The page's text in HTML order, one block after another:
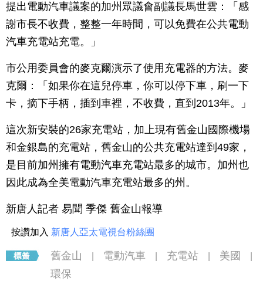
提出電動汽車議案的加州眾議會副議長馬世雲：「感
謝市長不收費，整整一年時間，可以免費在公共電動
汽車充電站充電。」
市公用委員會的麥克爾演示了使用充電器的方法。麥
克爾：「如果你在這兒停車，你可以停下車，刷一下
卡，摘下手柄，插到車裡，不收費，直到2013年。」
這次新安裝的26家充電站，加上現有舊金山國際機場
和金銀島的充電站，舊金山的公共充電站達到49家，
是目前加州擁有電動汽車充電站最多的城市。加州也
因此成為全美電動汽車充電站最多的州。
新唐人記者 易聞 季傑 舊金山報導
按讚加入 新唐人亞太電視台粉絲團
舊金山 電動汽車 充電站 美國
環保